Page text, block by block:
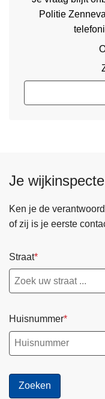
Politie
Je
Ken je de
of zij is je eerste
Straat
Huisnummer